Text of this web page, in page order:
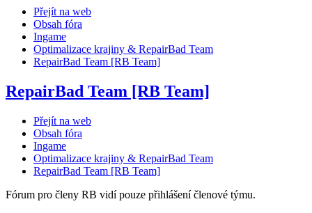
Přejít na web
Obsah fóra
Ingame
Optimalizace krajiny & RepairBad Team
RepairBad Team [RB Team]
RepairBad Team [RB Team]
Přejít na web
Obsah fóra
Ingame
Optimalizace krajiny & RepairBad Team
RepairBad Team [RB Team]
Fórum pro členy RB vidí pouze přihlášení členové týmu.